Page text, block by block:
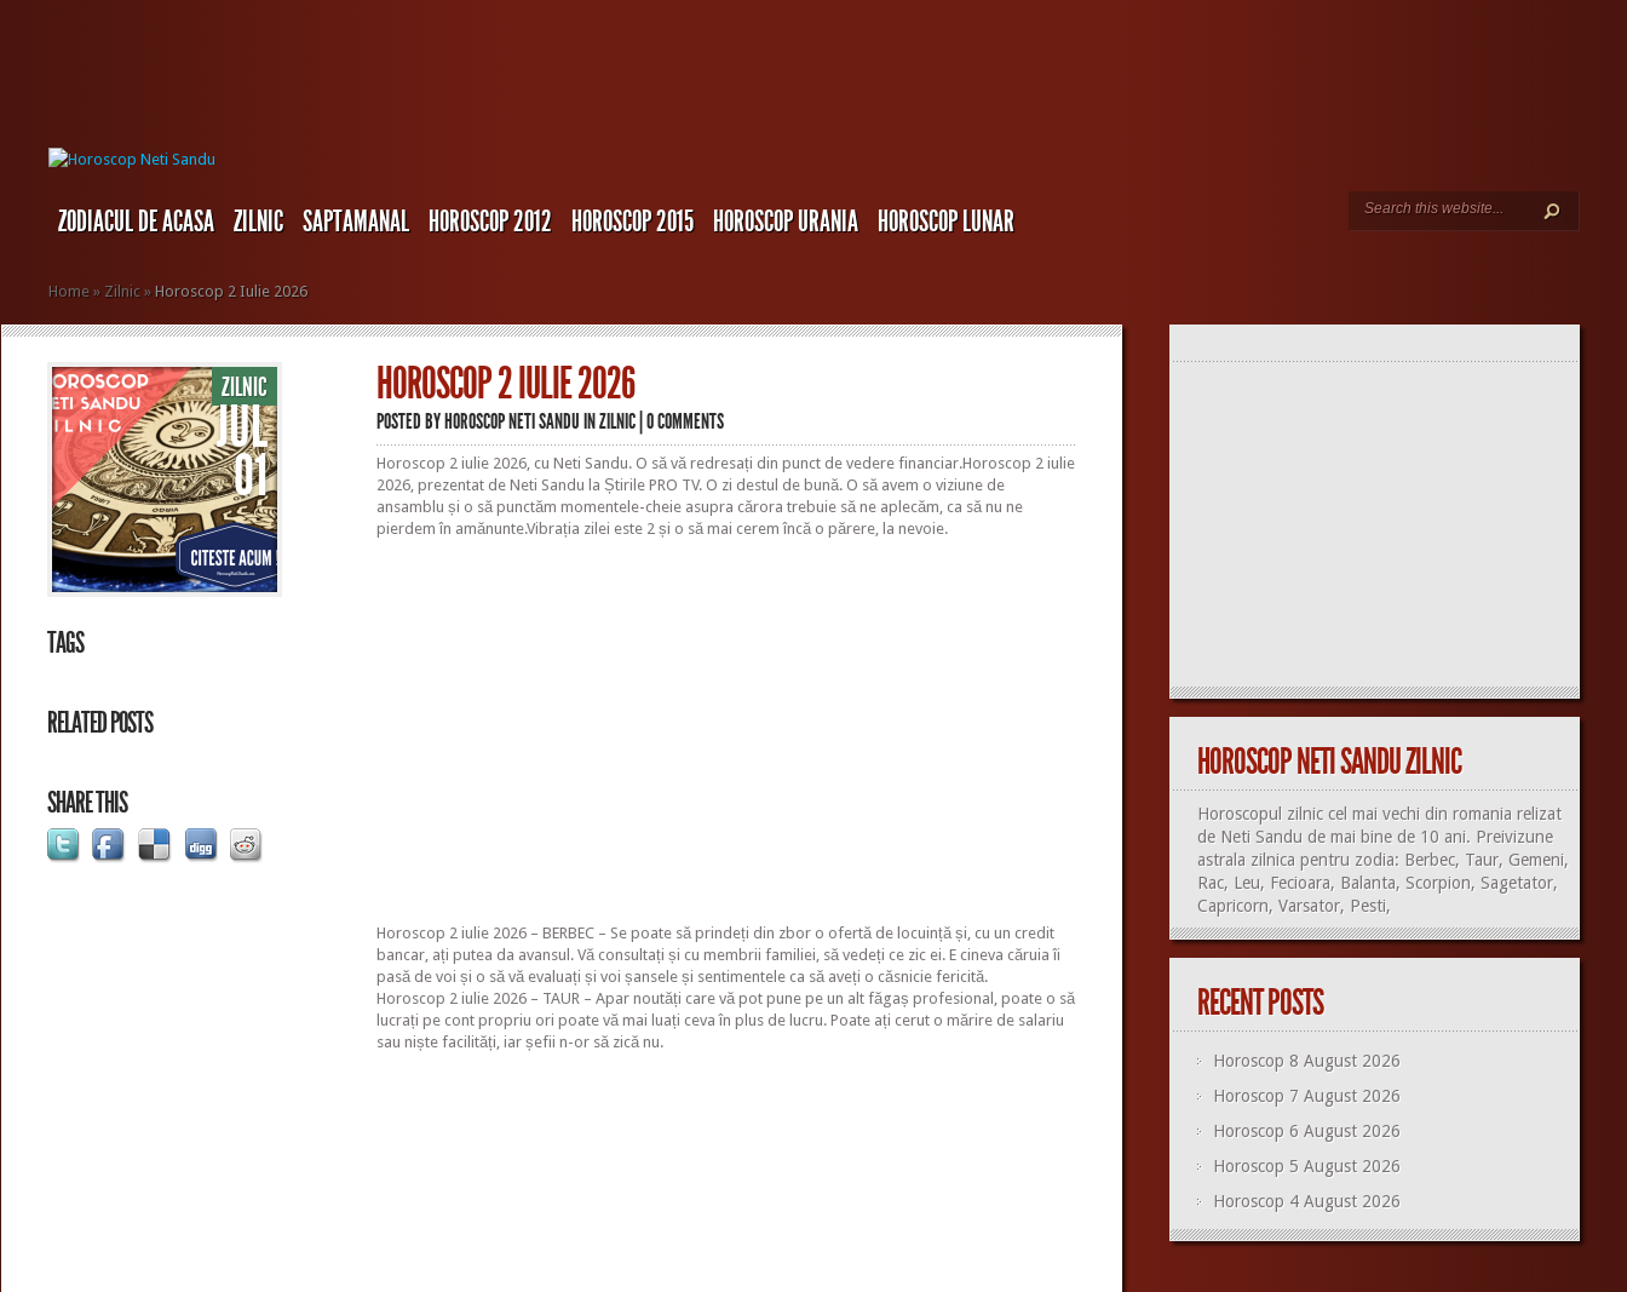
ZODIACUL DE ACASA ZILNIC SAPTAMANAL HOROSCOP 2012 HOROSCOP 2015 HOROSCOP URANIA HOROSCOP LUNAR
Home » Zilnic » Horoscop 2 Iulie 2026
ZILNIC
JUL
01
TAGS
RELATED POSTS
SHARE THIS
HOROSCOP 2 IULIE 2026
POSTED BYHOROSCOP NETI SANDUINZILNIC |0 COMMENTS
Horoscop 2 iulie 2026, cu Neti Sandu. O să vă redresați din punct de vedere financiar.Horoscop 2 iulie
2026, prezentat de Neti Sandu la Știrile PRO TV. O zi destul de bună. O să avem o viziune de
ansamblu și o să punctăm momentele-cheie asupra cărora trebuie să ne aplecăm, ca să nu ne
pierdem în amănunte.Vibrația zilei este 2 și o să mai cerem încă o părere, la nevoie.
Horoscop 2 iulie 2026 – BERBEC – Se poate să prindeți din zbor o ofertă de locuință și, cu un credit
bancar, ați putea da avansul. Vă consultați și cu membrii familiei, să vedeți ce zic ei. E cineva căruia îi
pasă de voi și o să vă evaluați și voi șansele și sentimentele ca să aveți o căsnicie fericită.
Horoscop 2 iulie 2026 – TAUR – Apar noutăți care vă pot pune pe un alt făgaș profesional, poate o să
lucrați pe cont propriu ori poate vă mai luați ceva în plus de lucru. Poate ați cerut o mărire de salariu
sau niște facilități, iar șefii n-or să zică nu.
HOROSCOP NETI SANDU ZILNIC
Horoscopul zilnic cel mai vechi din romania relizat
de Neti Sandu de mai bine de 10 ani. Preivizune
astrala zilnica pentru zodia: Berbec, Taur, Gemeni,
Rac, Leu, Fecioara, Balanta, Scorpion, Sagetator,
Capricorn, Varsator, Pesti,
RECENT POSTS
Horoscop 8 August 2026
Horoscop 7 August 2026
Horoscop 6 August 2026
Horoscop 5 August 2026
Horoscop 4 August 2026